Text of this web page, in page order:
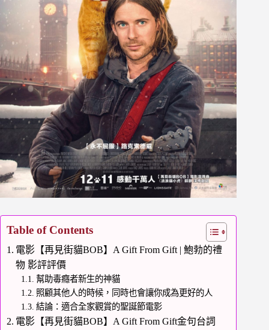
Table of Contents
電影【再見街貓BOB】A Gift From Gift | 鮑勃的禮
物 影評評價
幫助毒癮者新生的神貓
照顧其他人的時候，同時也會讓你成為更好的人
結論：適合全家觀賞的聖誕節電影
電影【再見街貓BOB】A Gift From Gift金句台詞